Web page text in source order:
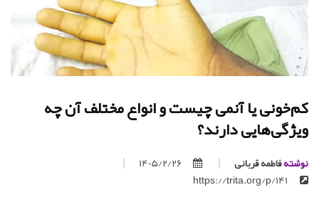
کم‌خونی یا آنمی چیست و انواع مختلف آن چه
ویژگی‌هایی دارند؟
نوشتهفاطمه قربانی
1405/2/26